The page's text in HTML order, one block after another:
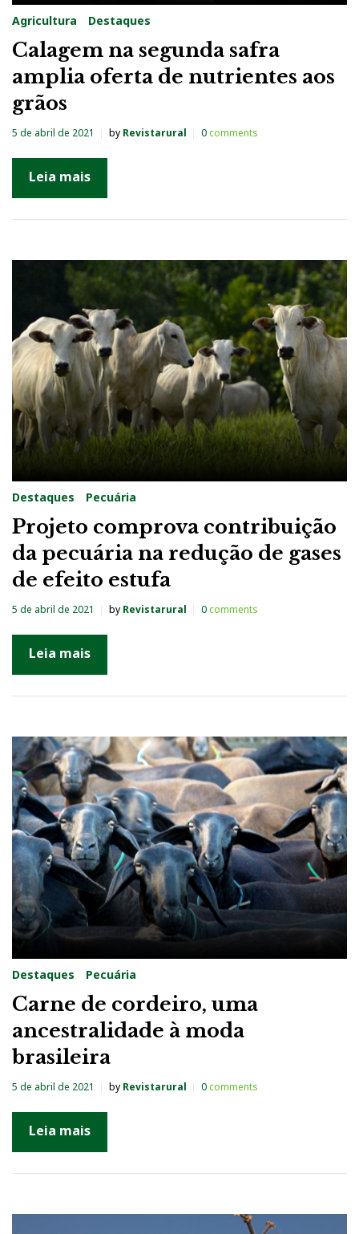
Agricultura Destaques
Calagem na segunda safra
amplia oferta de nutrientes aos
grãos
5 de abril de 2021 by Revistarural 0comments
Leia mais
Destaques Pecuária
Projeto comprova contribuição
da pecuária na redução de gases
de efeito estufa
5 de abril de 2021 by Revistarural 0comments
Leia mais
Destaques Pecuária
Carne de cordeiro, uma
ancestralidade à moda
brasileira
5 de abril de 2021 by Revistarural 0comments
Leia mais